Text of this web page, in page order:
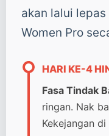
akan lalui
Women Pro
HARI KE-4
Fasa Tindak
ringan. Nak
Kekejangan